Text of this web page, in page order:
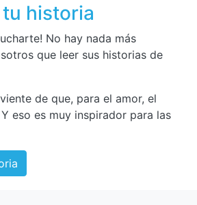
historia
No hay nada más
que leer sus historias de
de que, para el amor, el
eso es muy inspirador para las